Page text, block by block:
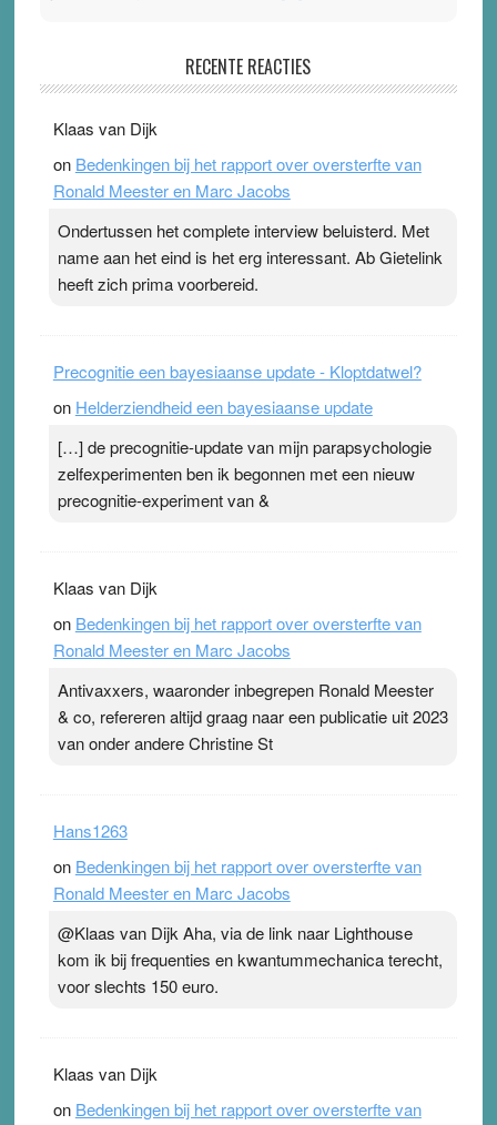
Ward van Beek
topsporters. Ze hopen ermee hun hartslag te verlagen
terwijl ze meer zuurstof opnemen. Daarop heeft zo’n
pleister geen effect. Maar het gevoel ‘makkelijker te
Pleisterplakkers in de topspsort ›[...]
RECENTE REACTIES
Klaas van Dijk
on Bedenkingen bij het rapport over oversterfte van
Ronald Meester en Marc Jacobs
Ondertussen het complete interview beluisterd. Met
name aan het eind is het erg interessant. Ab Gietelink
heeft zich prima voorbereid.
Precognitie een bayesiaanse update - Kloptdatwel?
on Helderziendheid een bayesiaanse update
[…] de precognitie-update van mijn parapsychologie
zelfexperimenten ben ik begonnen met een nieuw
precognitie-experiment van &
Klaas van Dijk
on Bedenkingen bij het rapport over oversterfte van
Ronald Meester en Marc Jacobs
Antivaxxers, waaronder inbegrepen Ronald Meester
& co, refereren altijd graag naar een publicatie uit 2023
van onder andere Christine St
Hans1263
on Bedenkingen bij het rapport over oversterfte van
Ronald Meester en Marc Jacobs
@Klaas van Dijk Aha, via de link naar Lighthouse
kom ik bij frequenties en kwantummechanica terecht,
voor slechts 150 euro.
Klaas van Dijk
on Bedenkingen bij het rapport over oversterfte van